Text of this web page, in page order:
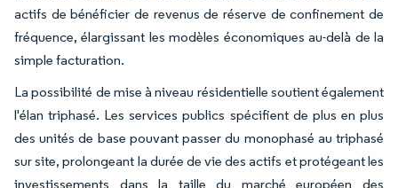
actifs de bénéficier de revenus de réserve de confinement de
fréquence, élargissant les modèles économiques au-delà de la
simple facturation.
La possibilité de mise à niveau résidentielle soutient également
l'élan triphasé. Les services publics spécifient de plus en plus
des unités de base pouvant passer du monophasé au triphasé
sur site, prolongeant la durée de vie des actifs et protégeant les
investissements dans la taille du marché européen des